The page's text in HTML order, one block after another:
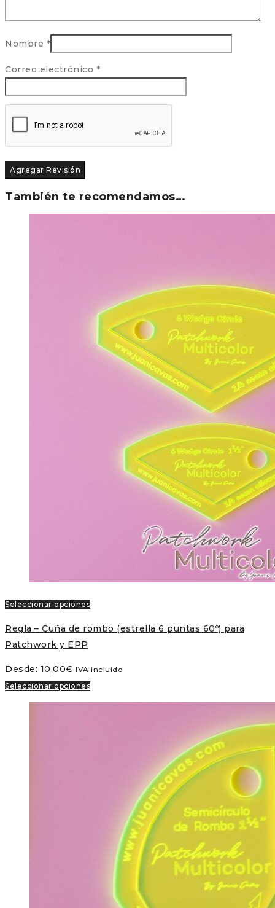
Nombre *
Correo electrónico *
También te recomendamos…
Seleccionar opciones
Regla – Cuña de rombo (estrella 6 puntas 60º) para
Patchwork y EPP
Desde: 10,00€ IVA incluido
Seleccionar opciones